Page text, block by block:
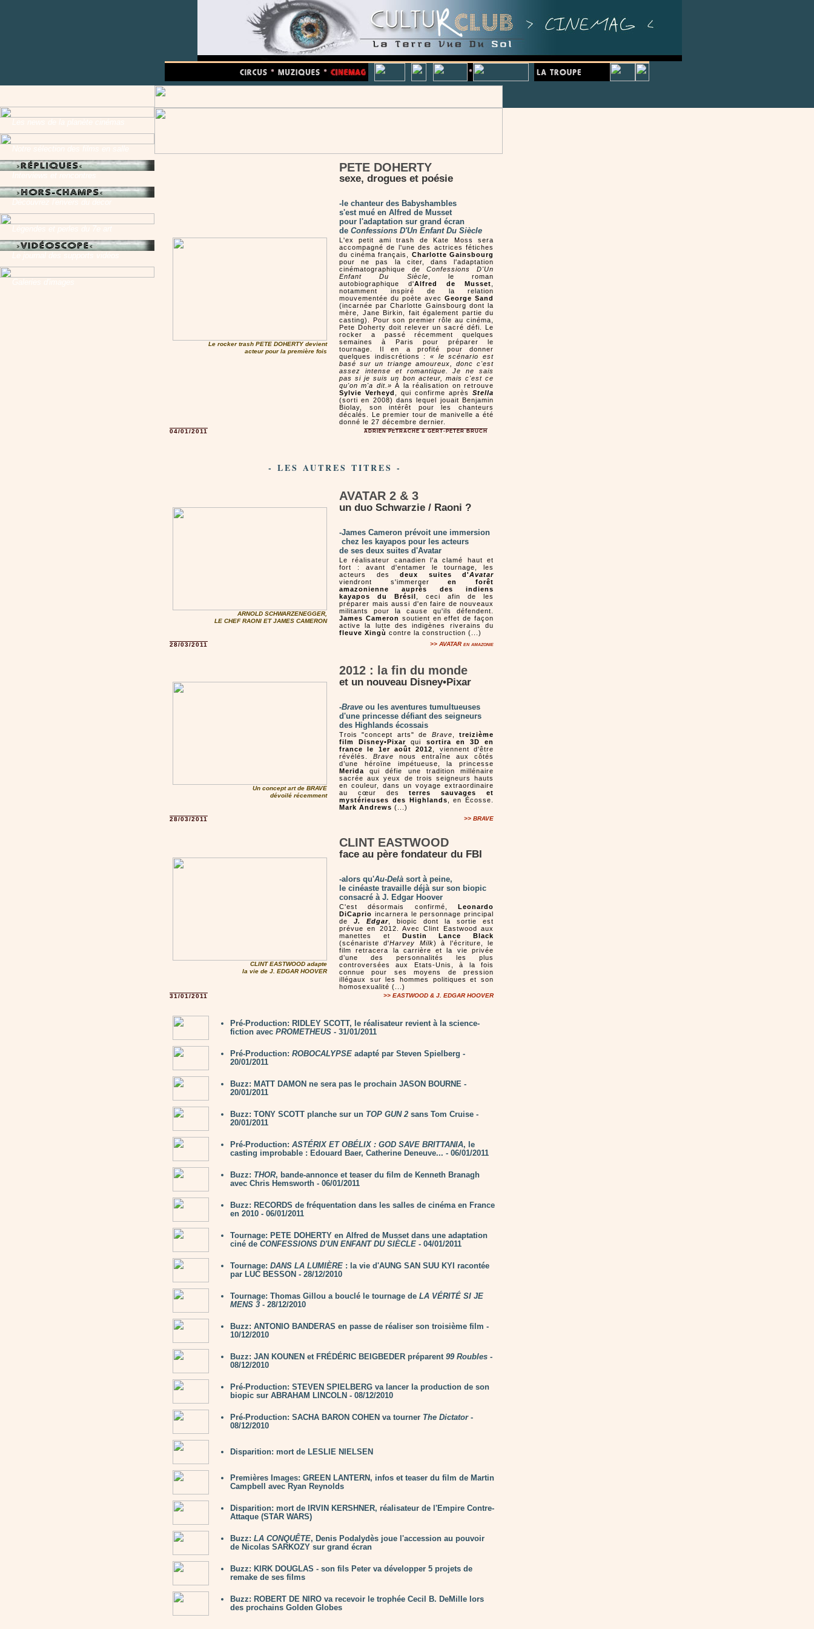
Le rocker trash PETE DOHERTY devient
acteur pour la première fois
PETE DOHERTY
sexe, drogues et poésie
-le chanteur des Babyshambles
s'est mué en Alfred de Musset
pour l'adaptation sur grand écran
de Confessions D'Un Enfant Du Siècle
L'ex petit ami trash de Kate Moss sera
accompagné de l'une des actrices fétiches
du cinéma français, Charlotte Gainsbourg
pour ne pas la citer, dans l'adaptation
cinématographique deConfessions D'Un
Enfant Du Siècle , le roman
autobiographique d'Alfred de Musset
notamment inspiré de la relation
mouvementée du poète avec George Sand
(incarnée par Charlotte Gainsbourg dont la
mère, Jane Birkin, fait également partie du
casting). Pour son premier rôle au cinéma,
Pete Doherty doit relever un sacré défi. Le
rocker a passé récemment quelques
semaines à Paris pour préparer le
tournage. Il en a profité pour donner
quelques indiscrétions : « le scénario est
basé sur un triange amoureux, donc c'est
assez intense et romantique. Je ne sais
pas si je suis un bon acteur, mais c'est ce
qu'on m'a dit.» À la réalisation on retrouve
Sylvie Verheyd
, qui confirme après Stella
(sorti en 2008) dans lequel jouait Benjamin
Biolay, son intérêt pour les chanteurs
décalés. Le premier tour de manivelle a été
donné le 27 décembre dernier.
04/01/2011 ADRIEN PÉTRACHE & GERT-PETER BRUCH
- LES AUTRES TITRES -
ARNOLD SCHWARZENEGGER,
LE CHEF RAONI ET JAMES CAMERON
AVATAR 2 & 3
un duo Schwarzie / Raoni ?
-James Cameron prévoit une immersion
chez les kayapos pour les acteurs
de ses deux suites d'Avatar
Le réalisateur canadien l'a clamé haut et
fort : avant d'entamer le tournage, les
acteurs des deux suites d'Avatar
viendront s'immergeren forêt
amazonienne auprès des indiens
kayapos du Brésil , ceci afin de les
préparer mais aussi d'en faire de nouveaux
militants pour la cause qu'ils défendent.
James Cameron soutient en effet de façon
active la lutte des indigènes riverains du
fleuve Xingù contre la construction (...)
28/03/2011 >> AVATAR en amazonie
Un concept art de BRAVE
dévoilé récemment
2012 : la fin du monde
et un nouveau Disney•Pixar
-Brave ou les aventures tumultueuses
d'une princesse défiant des seigneurs
des Highlands écossais
Trois "concept arts" de Brave ,treizième
film Disney•Pixar qui sortira en 3D en
france le 1er août 2012
, viennent d'être
révélés. Brave nous entraîne aux côtés
d’une héroïne impétueuse, la princesse
Merida qui défie une tradition millénaire
sacrée aux yeux de trois seigneurs hauts
en couleur, dans un voyage extraordinaire
au cœur desterres sauvages et
mystérieuses des Highlands , en Écosse.
Mark Andrews (...)
28/03/2011 >> BRAVE
CLINT EASTWOOD adapte
la vie de J. EDGAR HOOVER
CLINT EASTWOOD
face au père fondateur du FBI
-alors qu'Au-Delà sort à peine,
le cinéaste travaille déjà sur son biopic
consacré à J. Edgar Hoover
C'est désormais confirmé, Leonardo
DiCaprio incarnera le personnage principal
de J. Edgar , biopic dont la sortie est
prévue en 2012. Avec Clint Eastwood aux
manettes et Dustin Lance Black
(scénariste d'Harvey Milk) à l'écriture, le
film retracera la carrière et la vie privée
d’une des personnalités les plus
controversées aux Etats-Unis, à la fois
connue pour ses moyens de pression
illégaux sur les hommes politiques et son
homosexualité (...)
31/01/2011 >> EASTWOOD & J. EDGAR HOOVER
Pré-Production: RIDLEY SCOTT, le réalisateur revient à la science-
fiction avec PROMETHEUS - 31/01/2011
Pré-Production: ROBOCALYPSE adapté par Steven Spielberg -
20/01/2011
Buzz: MATT DAMON ne sera pas le prochain JASON BOURNE -
20/01/2011
Buzz: TONY SCOTT planche sur un TOP GUN 2 sans Tom Cruise -
20/01/2011
Pré-Production: ASTÉRIX ET OBÉLIX : GOD SAVE BRITTANIA, le
casting improbable : Edouard Baer, Catherine Deneuve... - 06/01/2011
Buzz: THOR, bande-annonce et teaser du film de Kenneth Branagh
avec Chris Hemsworth - 06/01/2011
Buzz: RECORDS de fréquentation dans les salles de cinéma en France
en 2010 - 06/01/2011
Tournage: PETE DOHERTY en Alfred de Musset dans une adaptation
ciné de CONFESSIONS D'UN ENFANT DU SIÈCLE - 04/01/2011
Tournage: DANS LA LUMIÈRE : la vie d'AUNG SAN SUU KYI racontée
par LUC BESSON - 28/12/2010
Tournage: Thomas Gillou a bouclé le tournage de LA VÉRITÉ SI JE
MENS 3 - 28/12/2010
Buzz: ANTONIO BANDERAS en passe de réaliser son troisième film -
10/12/2010
Buzz: JAN KOUNEN et FRÉDÉRIC BEIGBEDER préparent 99 Roubles -
08/12/2010
Pré-Production: STEVEN SPIELBERG va lancer la production de son
biopic sur ABRAHAM LINCOLN - 08/12/2010
Pré-Production: SACHA BARON COHEN va tourner The Dictator-
08/12/2010
Disparition: mort de LESLIE NIELSEN
Premières Images: GREEN LANTERN, infos et teaser du film de Martin
Campbell avec Ryan Reynolds
Disparition: mort de IRVIN KERSHNER, réalisateur de l'Empire Contre-
Attaque (STAR WARS)
Buzz: LA CONQUÊTE, Denis Podalydès joue l'accession au pouvoir
de Nicolas SARKOZY sur grand écran
Buzz: KIRK DOUGLAS - son fils Peter va développer 5 projets de
remake de ses films
Buzz: ROBERT DE NIRO va recevoir le trophée Cecil B. DeMille lors
des prochains Golden Globes